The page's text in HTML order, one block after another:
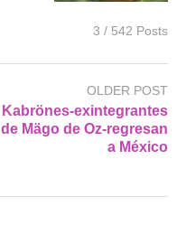
3 / 542 Posts
OLDER POST
Kabrönes-exintegrantes
de Mägo de Oz-regresan
a México